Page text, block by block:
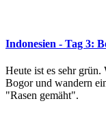
Indonesien - Tag 3:
Heute ist es sehr grün.
Bogor und wandern
"Rasen gemäht".